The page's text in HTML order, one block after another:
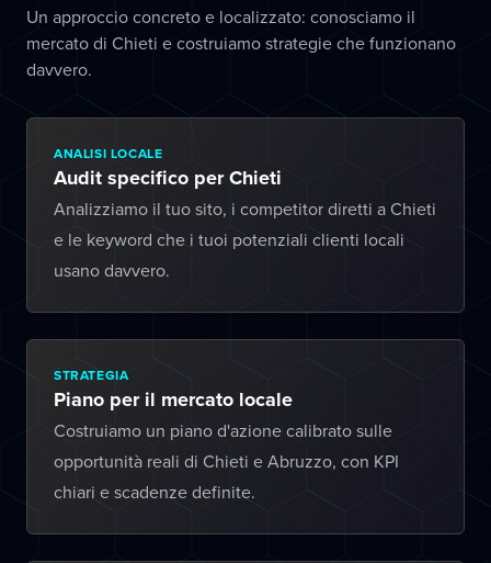
Un approccio concreto e localizzato: conosciamo il
mercato di Chieti e costruiamo strategie che funzionano
davvero.
ANALISI LOCALE
Audit specifico per Chieti
Analizziamo il tuo sito, i competitor diretti a Chieti
e le keyword che i tuoi potenziali clienti locali
usano davvero.
STRATEGIA
Piano per il mercato locale
Costruiamo un piano d'azione calibrato sulle
opportunità reali di Chieti e Abruzzo, con KPI
chiari e scadenze definite.